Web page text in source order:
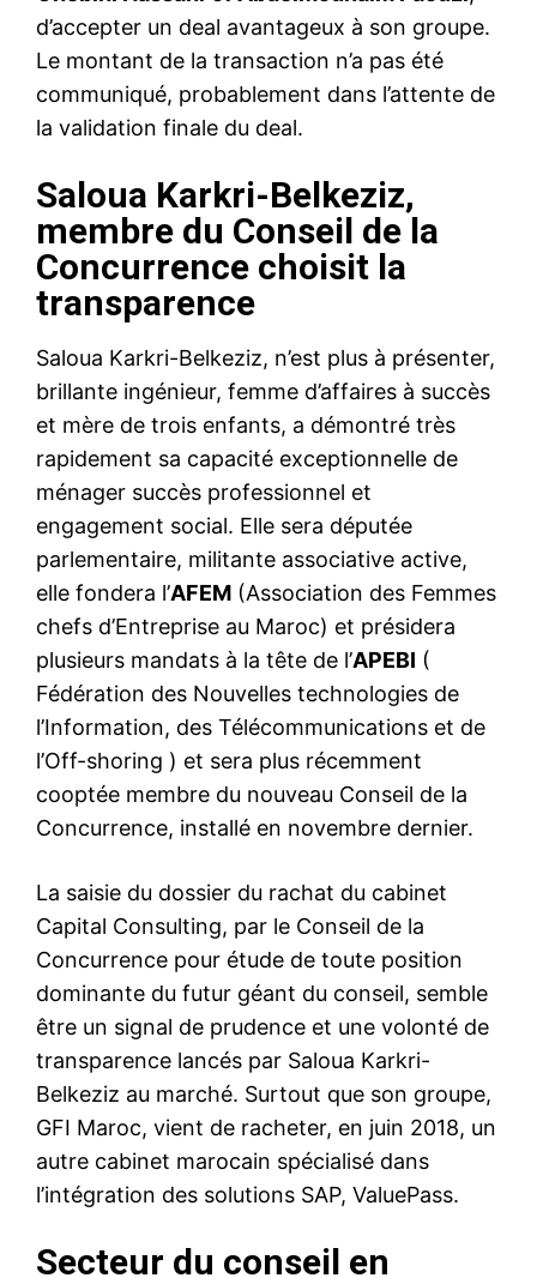
d’accepter un deal avantageux à son groupe.
Le montant de la transaction n’a pas été
communiqué, probablement dans l’attente de
la validation finale du deal.
Saloua Karkri-Belkeziz,
membre du Conseil de la
Concurrence choisit la
transparence
Saloua Karkri-Belkeziz, n’est plus à présenter,
brillante ingénieur, femme d’affaires à succès
et mère de trois enfants, a démontré très
rapidement sa capacité exceptionnelle de
ménager succès professionnel et
engagement social. Elle sera députée
parlementaire, militante associative active,
elle fondera l’AFEM (Association des Femmes
chefs d’Entreprise au Maroc) et présidera
plusieurs mandats à la tête de l’APEBI (
Fédération des Nouvelles technologies de
l’Information, des Télécommunications et de
l’Off-shoring ) et sera plus récemment
cooptée membre du nouveau Conseil de la
Concurrence, installé en novembre dernier.
La saisie du dossier du rachat du cabinet
Capital Consulting, par le Conseil de la
Concurrence pour étude de toute position
dominante du futur géant du conseil, semble
être un signal de prudence et une volonté de
transparence lancés par Saloua Karkri-
Belkeziz au marché. Surtout que son groupe,
GFI Maroc, vient de racheter, en juin 2018, un
autre cabinet marocain spécialisé dans
l’intégration des solutions SAP, ValuePass.
Secteur du conseil en